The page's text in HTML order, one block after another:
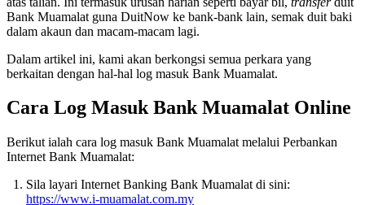
Bank Muamalat guna DuitNow ke bank-bank lain, semak duit baki
dalam akaun dan macam-macam lagi.
Dalam artikel ini, kami akan berkongsi semua perkara yang
berkaitan dengan hal-hal log masuk Bank Muamalat.
Cara Log Masuk Bank Muamalat Online
Berikut ialah cara log masuk Bank Muamalat melalui Perbankan
Internet Bank Muamalat:
Sila layari Internet Banking Bank Muamalat di sini:
https://www.i-muamalat.com.my